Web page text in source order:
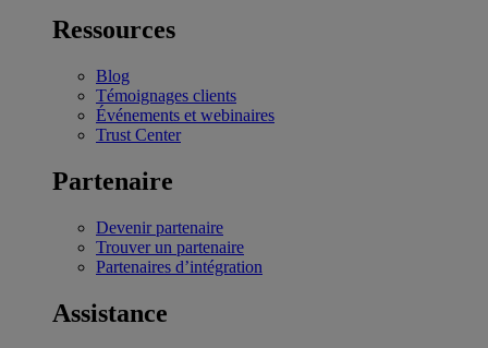
Ressources
Blog
Témoignages clients
Événements et webinaires
Trust Center
Partenaire
Devenir partenaire
Trouver un partenaire
Partenaires d’intégration
Assistance